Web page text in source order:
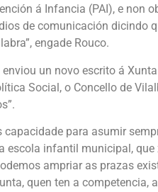
á Infancia (PAI), e non
de comunicación dicindo
engade Rouco.
un novo escrito á
Social, o Concello de
capacidade para asumir
escola infantil municipal,
ampriar as prazas
quen ten a competencia,